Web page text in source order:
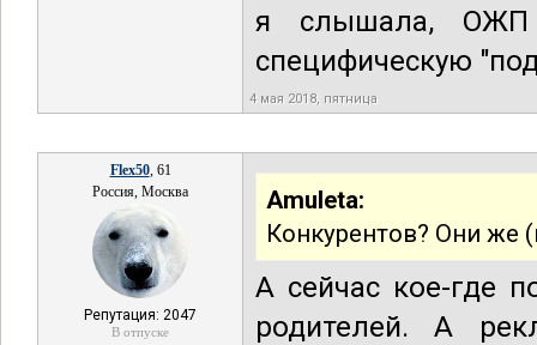
я слышала, ОЖП
специфическую
4 мая 2018, пятница
Flex50, 61
Россия, Москва
Репутация: 2047
В отпуске
Amuleta:
Конкурентов? Они же
А сейчас кое-где
родителей. А